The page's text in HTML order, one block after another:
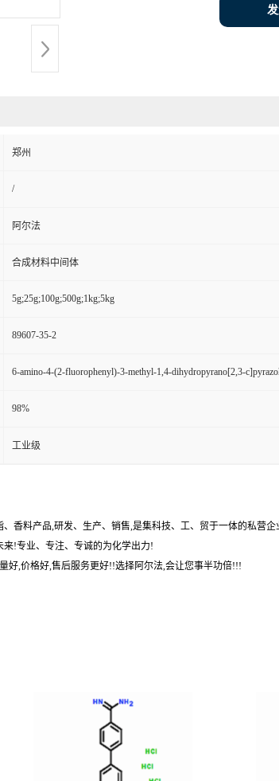
郑州
/
阿尔法
合成材料中间体
5g;25g;100g;500g;1kg;5kg
89607-35-2
6-amino-4-(2-fluorophenyl)-3-methyl-1,4-dihydropyrano[2,3-
98%
工业级
香料产品,研发、生产、销售,是集科技、工、贸于一体的私
!专业、专注、专诚的为化学出力!
好,价格好,售后服务更好!!选择阿尔法,会让您事半功倍!!!